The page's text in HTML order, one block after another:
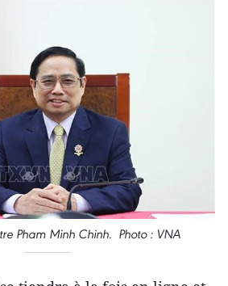
Pham Minh Chinh. Photo : VNA